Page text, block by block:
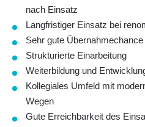
nach Einsatz
Langfristiger Einsatz bei
Sehr gute Übernahmechance
Strukturierte Einarbeitung
Weiterbildung und
Kollegiales Umfeld mit
Wegen
Gute Erreichbarkeit des